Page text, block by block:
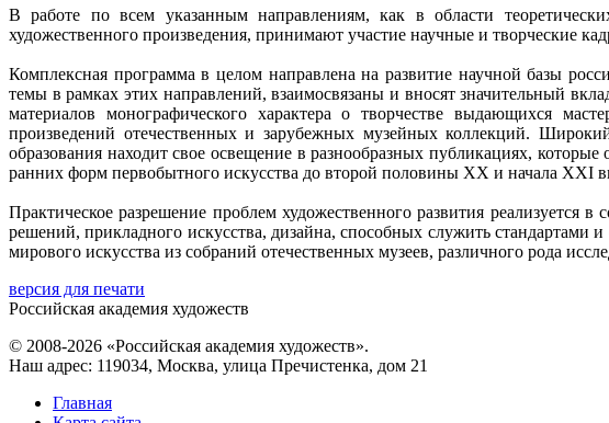
В работе по всем указанным направлениям, как в области
художественного произведения, принимают участие научные и творческие
Комплексная программа в целом направлена на развитие научной базы
темы в рамках этих направлений, взаимосвязаны и вносят значительный
материалов монографического характера о творчестве выдающихся
произведений отечественных и зарубежных музейных коллекций.
образования находит свое освещение в разнообразных публикациях,
ранних форм первобытного искусства до второй половины ХХ и начала XXI
Практическое разрешение проблем художественного развития реализуется
решений, прикладного искусства, дизайна, способных служить стандартами
мирового искусства из собраний отечественных музеев, различного рода
версия для печати
Российская академия художеств
© 2008-2026 «Российская академия художеств».
Наш адрес: 119034, Москва, улица Пречистенка, дом 21
Главная